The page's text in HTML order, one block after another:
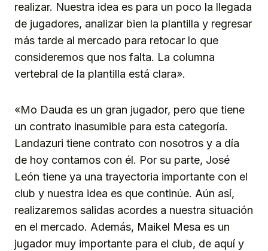
realizar. Nuestra idea es para un poco la llegada
de jugadores, analizar bien la plantilla y regresar
más tarde al mercado para retocar lo que
consideremos que nos falta. La columna
vertebral de la plantilla está clara».
«Mo Dauda es un gran jugador, pero que tiene
un contrato inasumible para esta categoría.
Landazuri tiene contrato con nosotros y a día
de hoy contamos con él. Por su parte, José
León tiene ya una trayectoria importante con el
club y nuestra idea es que continúe. Aún así,
realizaremos salidas acordes a nuestra situación
en el mercado. Además, Maikel Mesa es un
jugador muy importante para el club, de aquí y